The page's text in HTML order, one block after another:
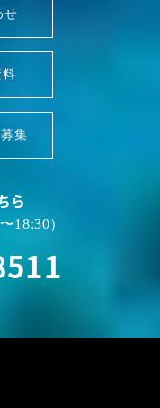
せ
料
集
ら
18:30）